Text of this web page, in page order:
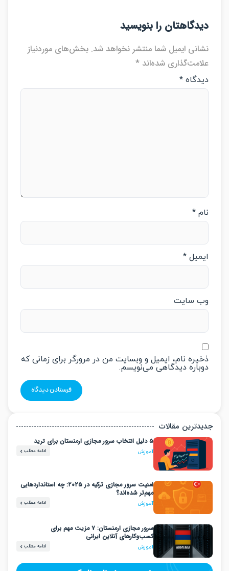
را بنویسید
ایمیل شما منتشر نخواهد شد. بخش‌های موردنیاز
شده‌اند *
*
سایت
نام، ایمیل و وبسایت من در مرورگر برای زمانی که
دیدگاهی می‌نویسم.
مقالات
آموزش
امنیت سرور مجازی ترکیه در ۲۰۲۵: چه استانداردهایی
مهم‌تر شده‌اند؟
آموزش
سرور مجازی ارمنستان: ۷ مزیت مهم برای
کسب‌وکارهای آنلاین ایرانی
آموزش